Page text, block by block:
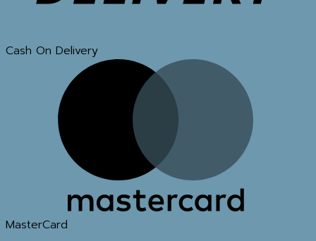
Cash On Delivery
MasterCard